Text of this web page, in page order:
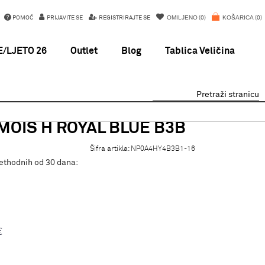
KOŠARICA 0
OMILJENO 0
PRIJAVITE SE REGISTRIRAJTE SE
POMOĆ
LJETO 26 Outlet Blog Tablica Veličina
Pretraži stranicu
H ROYAL BLUE B3B
Šifra artikla: NP0A4HY4B3B1-16
od 30 dana: